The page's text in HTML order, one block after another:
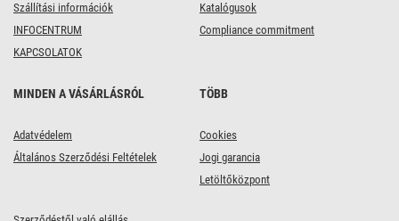
Szállítási információk
INFOCENTRUM
KAPCSOLATOK
Katalógusok
Compliance commitment
MINDEN A VÁSÁRLÁSRÓL
Adatvédelem
Általános Szerződési Feltételek
TÖBB
Cookies
Jogi garancia
Letöltőközpont